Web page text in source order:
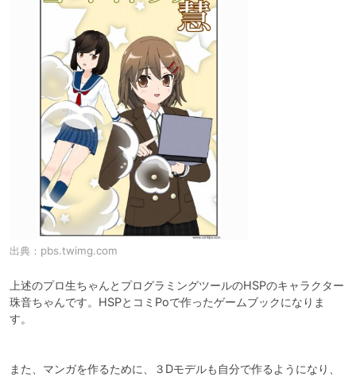
出典： pbs.twimg.com
上述のプロ生ちゃんとプログラミングツールのHSPのキャラクター
珠音ちゃんです。HSPとコミPoで作ったゲームブックになりま
す。
また、マンガを作るために、３Dモデルも自分で作るようになり、